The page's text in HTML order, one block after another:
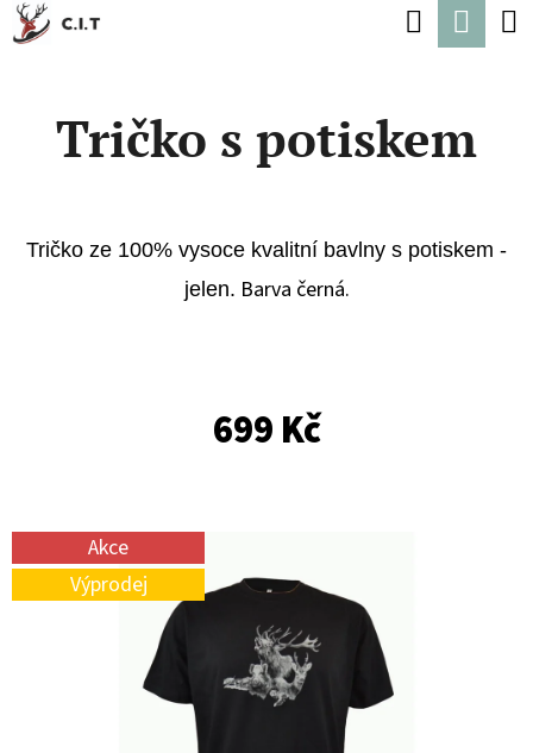
Přejít
Hledat
Tričko s potiskem
Tričko ze 100% vysoce kvalitní bavlny s potiskem -
jelen. Barva černá.
699 Kč
Akce
Výprodej
K
O
O
E
T